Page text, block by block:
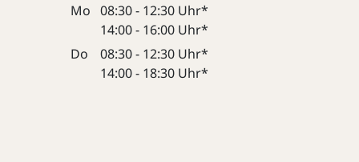
Mo 08:30 - 12:30 Uhr*
14:00 - 16:00 Uhr*
Do
08:30 - 12:30 Uhr*
14:00 - 18:30 Uhr*